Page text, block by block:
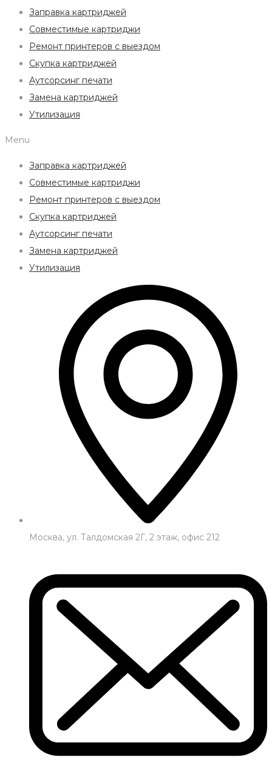
Заправка картриджей
Совместимые картриджи
Ремонт принтеров с выездом
Скупка картриджей
Аутсорсинг печати
Замена картриджей
Утилизация
Menu
Заправка картриджей
Совместимые картриджи
Ремонт принтеров с выездом
Скупка картриджей
Аутсорсинг печати
Замена картриджей
Утилизация
Москва, ул. Талдомская 2Г, 2 этаж, офис 212